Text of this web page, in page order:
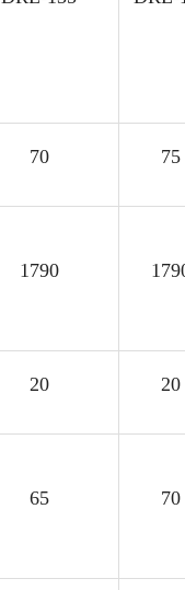
70 75
1790
20 20
65 70